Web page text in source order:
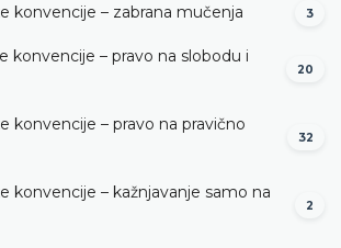
konvencije – zabrana mučenja 3
konvencije – pravo na slobodu i
20
konvencije – pravo na pravično
32
konvencije – kažnjavanje samo na
2